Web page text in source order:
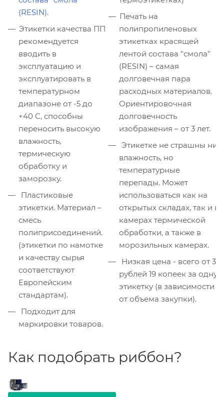
(RESIN).
Этикетки качества ПП
рекомендуется
вводить в
эксплуатацию и
эксплуатировать в
температурном
диапазоне от -5 до
+40 C, способны
переносить высокую
влажность,
термическую
обработку и
заморозку.
этикетки. Материал –
смесь
полиприсоединений.
(этикетки по намотке
и качеству сырья
соответствуют
Европейским
стандартам).
маркировки товаров.
Печать на
полипропиленовых
этикетках красящей
лентой состава "смола"
(RESIN) – самая
долговечная пара
расходных материалов.
Ориентировочная
долговечность
изображения – от 3 лет.
влажность, но
температурные
перепады. Может
использоваться как на
открытых складах, так и в
камерах термической
обработки, а также в
морозильных камерах.
рублей 19 копеек за одну
этикетку (в зависимости
от объема закупки).
Как подобрать риббон?